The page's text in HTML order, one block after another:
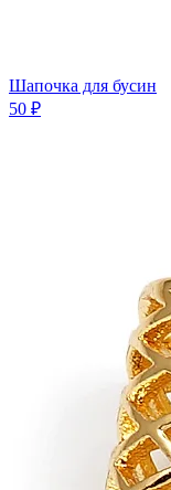
Шапочка для бусин
50 ₽